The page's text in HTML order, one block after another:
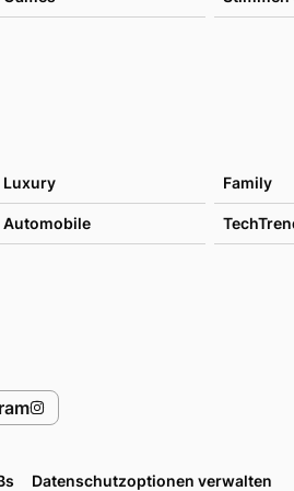
Luxury Family
Automobile
Datenschutzoptionen verwalten